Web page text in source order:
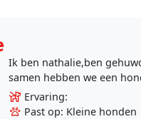
Ik ben nathalie,ben
samen hebben we een
cavalier genaamd finley.we
voor andere..
Ervaring:
Past op: Kleine honden